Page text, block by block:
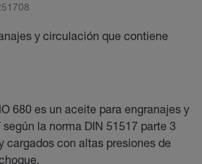
y circulación que contiene
680 es un aceite para engranajes y
la norma DIN 51517 parte 3
cargados con altas presiones de